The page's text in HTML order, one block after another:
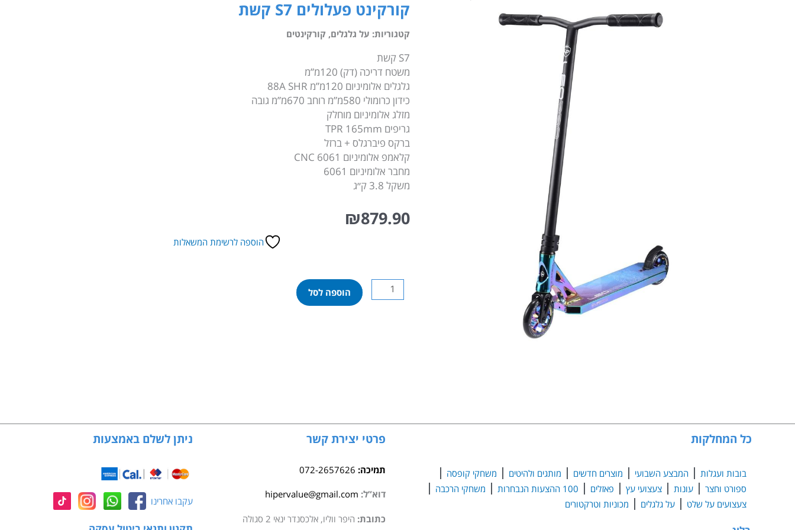
קורקינט פעלולים S7 קשת
קטגוריות: על גלגלים, קורקינטים
S7 קשת
משטח דריכה (דק) 120מ”מ
גלגלים אלומיניום 120מ”מ 88A SHR
כידון כרומולי 580מ”מ רוחב 670מ”מ גובה
מזלג אלומיניום מוחלק
גריפים TPR 165mm
ברקס פיברגלס + ברזל
קלאמפ אלומיניום CNC 6061
מחבר אלומיניום 6061
משקל 3.8 ק״ג
₪879.90
הוספה לרשימת המשאלות
כמות
של
הוספה לסל
כל המחלקות
בובות ועגלות המבצע השבועי מוצרים חדשים מותגים ולהיטים
משחקי קופסה
ספורט וחצר
עונות צעצועי עץ פאזלים 100 ההצעות הנבחרות
משחקי הרכבה
צעצועים על שלט
על גלגלים מכוניות וטרקטורים
פרטי יצירת קשר
תמיכה: 072-2657626
דוא”ל: hipervalue@gmail.com
כתובת: היפר ווליו, אלכסנדר ינאי 2 סגולה
ניתן לשלם באמצעות
עקבו אחרינו